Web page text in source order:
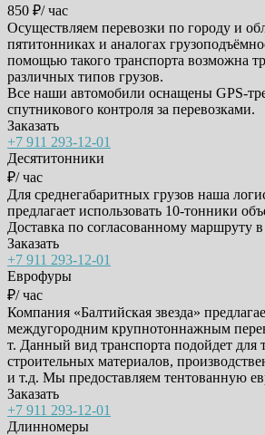
850 ₽/ час
Осуществляем перевозки по городу и
пятитонниках и аналогах
помощью такого транспорта возможна
различных типов грузов.
Все наши автомобили оснащены GPS-
спутникового контроля за перевозками.
Заказать
+7 911 293-12-01
Десятитонники
₽/ час
Для среднегабаритных грузов наша
предлагает использовать 10-тонники
Доставка по согласованному маршруту
Заказать
+7 911 293-12-01
Еврофуры
₽/ час
Компания «Балтийская звезда»
междугородним крупнотоннажным
т. Данный вид транспорта подойдет для
строительных материалов,
и т.д. Мы предоставляем тентованную
Заказать
+7 911 293-12-01
Длинномеры